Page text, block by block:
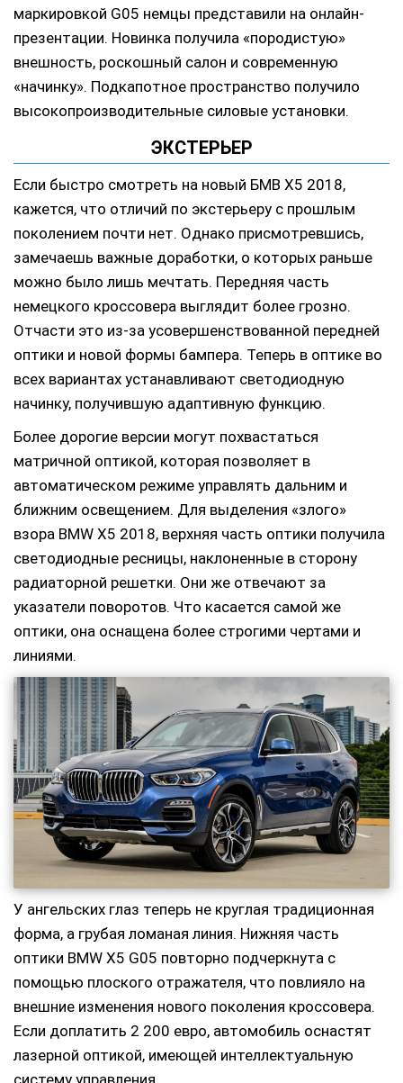
маркировкой G05 немцы представили на онлайн-
презентации. Новинка получила «породистую»
внешность, роскошный салон и современную
«начинку». Подкапотное пространство получило
высокопроизводительные силовые установки.
ЭКСТЕРЬЕР
Если быстро смотреть на новый БМВ Х5 2018,
кажется, что отличий по экстерьеру с прошлым
поколением почти нет. Однако присмотревшись,
замечаешь важные доработки, о которых раньше
можно было лишь мечтать. Передняя часть
немецкого кроссовера выглядит более грозно.
Отчасти это из-за усовершенствованной передней
оптики и новой формы бампера. Теперь в оптике во
всех вариантах устанавливают светодиодную
начинку, получившую адаптивную функцию.
Более дорогие версии могут похвастаться
матричной оптикой, которая позволяет в
автоматическом режиме управлять дальним и
ближним освещением. Для выделения «злого»
взора BMW X5 2018, верхняя часть оптики получила
светодиодные ресницы, наклоненные в сторону
радиаторной решетки. Они же отвечают за
указатели поворотов. Что касается самой же
оптики, она оснащена более строгими чертами и
линиями.
У ангельских глаз теперь не круглая традиционная
форма, а грубая ломаная линия. Нижняя часть
оптики BMW X5 G05 повторно подчеркнута с
помощью плоского отражателя, что повлияло на
внешние изменения нового поколения кроссовера.
Если доплатить 2 200 евро, автомобиль оснастят
лазерной оптикой, имеющей интеллектуальную
систему управления.